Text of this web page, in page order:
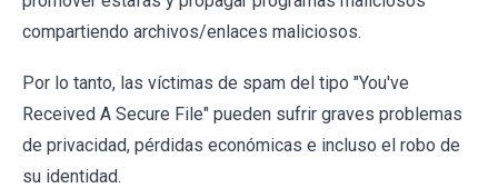
compartiendo archivos/enlaces maliciosos.
Por lo tanto, las víctimas de spam del tipo "You've
Received A Secure File" pueden sufrir graves problemas
de privacidad, pérdidas económicas e incluso el robo de
su identidad.